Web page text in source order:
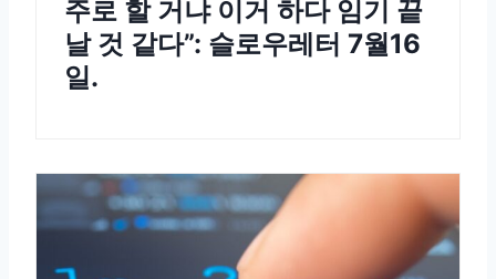
주로 할 거냐 이거 하다 임기 끝
날 것 같다”: 슬로우레터 7월16
일.